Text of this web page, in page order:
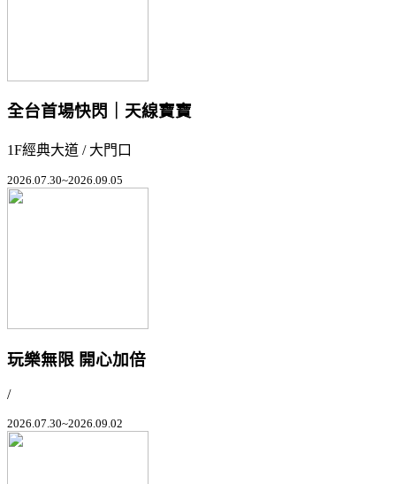
全台首場快閃｜天線寶寶
1F經典大道 / 大門口
2026.07.30~2026.09.05
玩樂無限 開心加倍
/
2026.07.30~2026.09.02